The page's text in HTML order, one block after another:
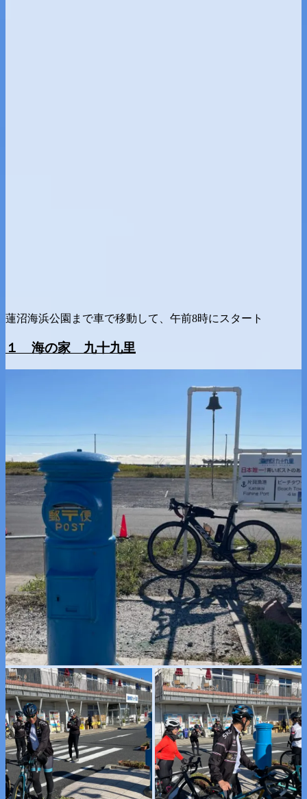
蓮沼海浜公園まで車で移動して、午前8時にスタート
１ 海の家 九十九里